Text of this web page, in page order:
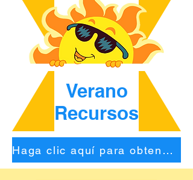
Verano
Recursos
Haga clic aquí para obtener un PDF de esta página